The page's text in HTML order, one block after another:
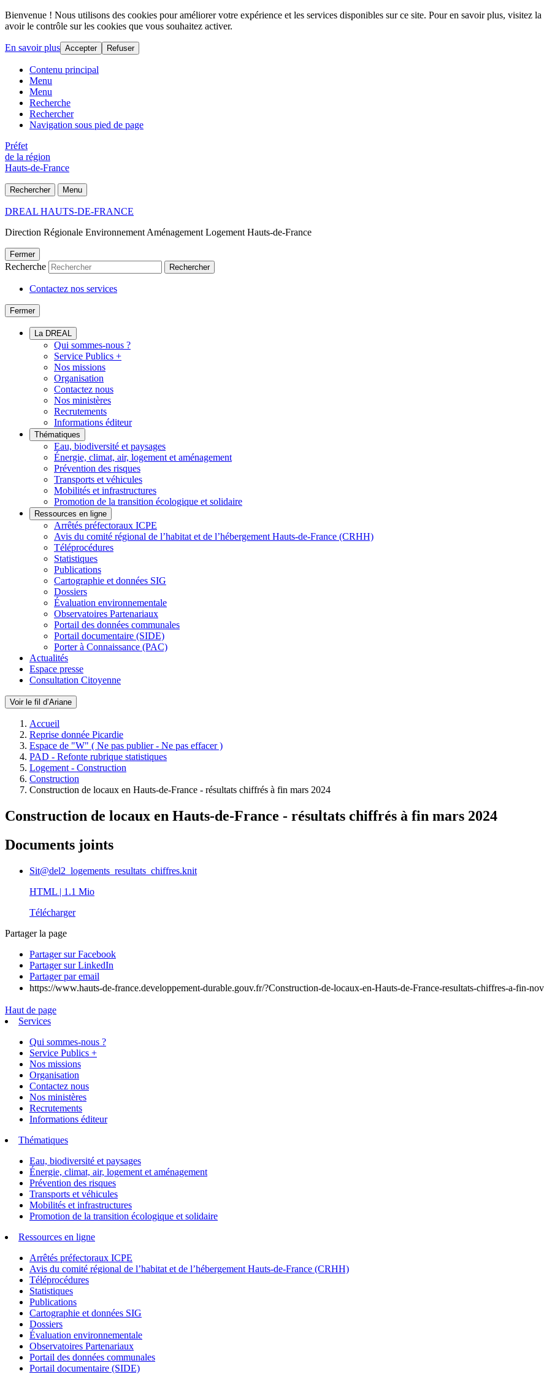
Bienvenue ! Nous utilisons des cookies pour améliorer votre expérience et les services disponibles sur ce site. Pour en savoir plus, visitez
avoir le contrôle sur les cookies que vous souhaitez activer.
En savoir plus Accepter Refuser
Contenu principal
Menu
Menu
Recherche
Rechercher
Navigation sous pied de page
Préfet
de la région
Hauts-de-France
Rechercher Menu
DREAL HAUTS-DE-FRANCE
Direction Régionale Environnement Aménagement Logement Hauts-de-France
Fermer
Recherche Rechercher
Contactez nos services
Fermer
La DREAL
Qui sommes-nous ?
Service Publics +
Nos missions
Organisation
Contactez nous
Nos ministères
Recrutements
Informations éditeur
Thématiques
Eau, biodiversité et paysages
Énergie, climat, air, logement et aménagement
Prévention des risques
Transports et véhicules
Mobilités et infrastructures
Promotion de la transition écologique et solidaire
Ressources en ligne
Arrêtés préfectoraux ICPE
Avis du comité régional de l’habitat et de l’hébergement Hauts-de-France (CRHH)
Téléprocédures
Statistiques
Publications
Cartographie et données SIG
Dossiers
Évaluation environnementale
Observatoires Partenariaux
Portail des données communales
Portail documentaire (SIDE)
Porter à Connaissance (PAC)
Actualités
Espace presse
Consultation Citoyenne
Voir le fil d’Ariane
Accueil
Reprise donnée Picardie
Espace de "W" ( Ne pas publier - Ne pas effacer )
PAD - Refonte rubrique statistiques
Logement - Construction
Construction
Construction de locaux en Hauts-de-France - résultats chiffrés à fin mars 2024
Construction de locaux en Hauts-de-France - résultats chiffrés à fin mars 2024
Documents joints
Sit@del2_logements_resultats_chiffres.knit
HTML | 1.1 Mio
Télécharger
Partager la page
Partager sur Facebook
Partager sur LinkedIn
Partager par email
https://www.hauts-de-france.developpement-durable.gouv.fr/?Construction-de-locaux-en-Hauts-de-France-resultats-chiffres-a-fin-
Haut de page
Services
Qui sommes-nous ?
Service Publics +
Nos missions
Organisation
Contactez nous
Nos ministères
Recrutements
Informations éditeur
Thématiques
Eau, biodiversité et paysages
Énergie, climat, air, logement et aménagement
Prévention des risques
Transports et véhicules
Mobilités et infrastructures
Promotion de la transition écologique et solidaire
Ressources en ligne
Arrêtés préfectoraux ICPE
Avis du comité régional de l’habitat et de l’hébergement Hauts-de-France (CRHH)
Téléprocédures
Statistiques
Publications
Cartographie et données SIG
Dossiers
Évaluation environnementale
Observatoires Partenariaux
Portail des données communales
Portail documentaire (SIDE)